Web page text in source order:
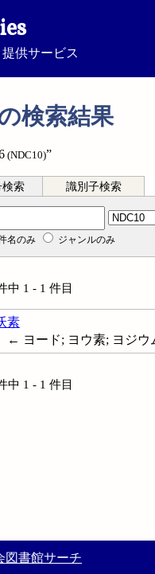
供サービス
検索結果
(NDC10)”
検索 識別子検索
名のみ ジャンルのみ
中 1 - 1 件目
素
← ヨード; ヨウ素; ヨジウ
中 1 - 1 件目
図書館サーチ